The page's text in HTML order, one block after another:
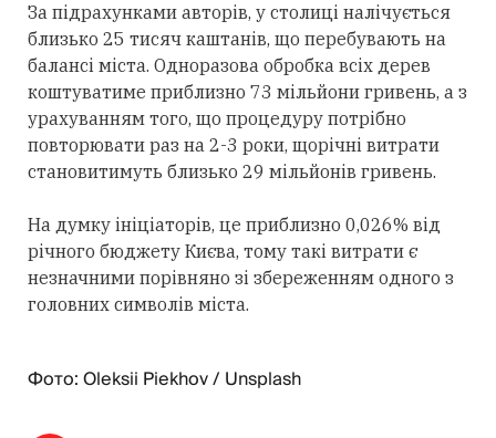
За підрахунками авторів, у столиці налічується
близько 25 тисяч каштанів, що перебувають на
балансі міста. Одноразова обробка всіх дерев
коштуватиме приблизно 73 мільйони гривень, а з
урахуванням того, що процедуру потрібно
повторювати раз на 2-3 роки, щорічні витрати
становитимуть близько 29 мільйонів гривень.
На думку ініціаторів, це приблизно 0,026% від
річного бюджету Києва, тому такі витрати є
незначними порівняно зі збереженням одного з
головних символів міста.
Фото: Oleksii Piekhov / Unsplash